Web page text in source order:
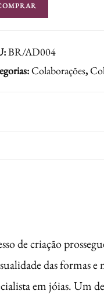
BR/AD004
Colaborações,
de criação
das formas e
em jóias. Um